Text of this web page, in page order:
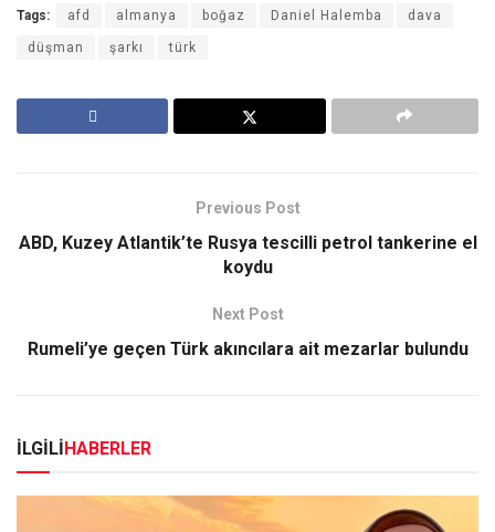
Tags: afd almanya boğaz Daniel Halemba dava
düşman şarkı türk
Previous Post
ABD, Kuzey Atlantik’te Rusya tescilli petrol tankerine el
koydu
Next Post
Rumeli’ye geçen Türk akıncılara ait mezarlar bulundu
İLGİLİ HABERLER